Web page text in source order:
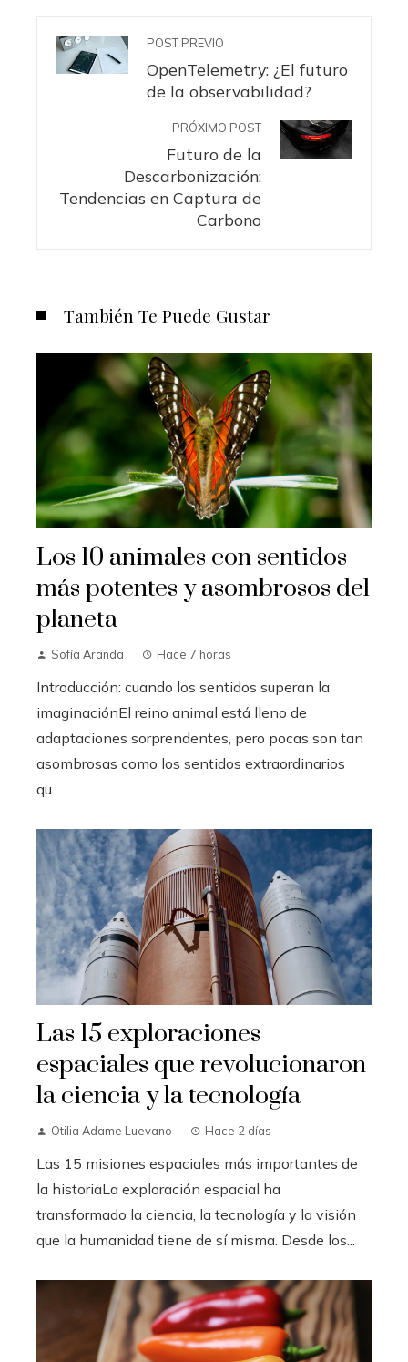
POST PREVIO
OpenTelemetry: ¿El futuro
de la observabilidad?
PRÓXIMO POST
Futuro de la
Descarbonización:
Tendencias en Captura de
Carbono
También Te Puede Gustar
Los 10 animales con sentidos
más potentes y asombrosos del
planeta
Sofía Aranda Hace 7 horas
Introducción: cuando los sentidos superan la
imaginaciónEl reino animal está lleno de
adaptaciones sorprendentes, pero pocas son tan
asombrosas como los sentidos extraordinarios
qu...
Las 15 exploraciones
espaciales que revolucionaron
la ciencia y la tecnología
Otilia Adame Luevano Hace 2 días
Las 15 misiones espaciales más importantes de
la historiaLa exploración espacial ha
transformado la ciencia, la tecnología y la visión
que la humanidad tiene de sí misma. Desde los...